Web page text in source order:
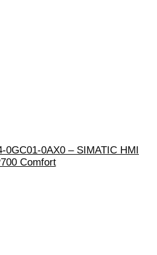
0GC01-0AX0 – SIMATIC HMI
Comfort